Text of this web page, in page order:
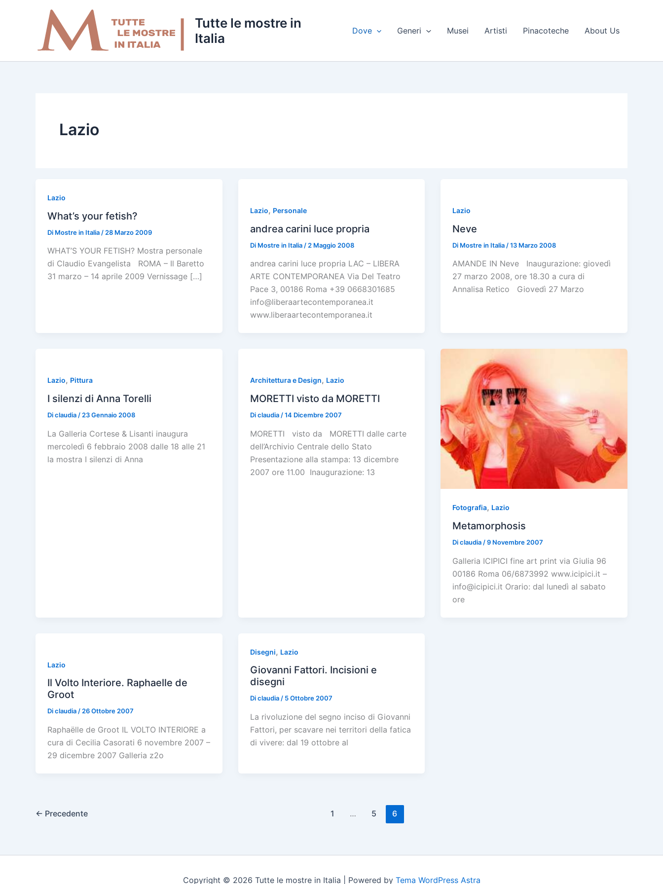
Tutte le mostre in
Italia
Dove Generi Musei Artisti Pinacoteche About Us
Lazio
Lazio
What’s your fetish?
Di Mostre in Italia / 28 Marzo 2009
WHAT’S YOUR FETISH? Mostra personale
di Claudio Evangelista ROMA – Il Baretto
31 marzo – 14 aprile 2009 Vernissage […]
Lazio, Personale
andrea carini luce propria
Di Mostre in Italia / 2 Maggio 2008
andrea carini luce propria LAC – LIBERA
ARTE CONTEMPORANEA Via Del Teatro
Pace 3, 00186 Roma +39 0668301685
info@liberaartecontemporanea.it
www.liberaartecontemporanea.it
Lazio
Neve
Di Mostre in Italia /13 Marzo 2008
AMANDE IN Neve Inaugurazione: giovedì
27 marzo 2008, ore 18.30 a cura di
Annalisa Retico Giovedì 27 Marzo
Lazio, Pittura
I silenzi di Anna Torelli
Diclaudia / 23 Gennaio 2008
La Galleria Cortese & Lisanti inaugura
mercoledì 6 febbraio 2008 dalle 18 alle 21
la mostra I silenzi di Anna
Architettura e Design, Lazio
MORETTI visto da MORETTI
Diclaudia /14 Dicembre 2007
MORETTI visto da MORETTI dalle carte
dell’Archivio Centrale dello Stato
Presentazione alla stampa: 13 dicembre
2007 ore 11.00 Inaugurazione: 13
Fotografia, Lazio
Metamorphosis
Diclaudia /9 Novembre 2007
Galleria ICIPICI fine art print via Giulia 96
00186 Roma 06/6873992 www.icipici.it –
info@icipici.it Orario: dal lunedì al sabato
ore
Lazio
Il Volto Interiore. Raphaelle de
Groot
Diclaudia/26 Ottobre 2007
Raphaëlle de Groot IL VOLTO INTERIORE a
cura di Cecilia Casorati 6 novembre 2007 –
29 dicembre 2007 Galleria z2o
Disegni, Lazio
Giovanni Fattori. Incisioni e
disegni
Diclaudia/ 5 Ottobre 2007
La rivoluzione del segno inciso di Giovanni
Fattori, per scavare nei territori della fatica
di vivere: dal 19 ottobre al
← Precedente 1 … 5 6
Copyright © 2026 Tutte le mostre in Italia | Powered by Tema WordPress Astra